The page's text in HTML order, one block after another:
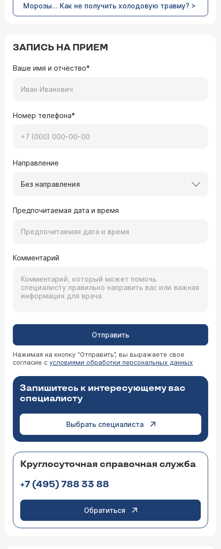
Морозы... Как не получить холодовую травму? >
ЗАПИСЬ НА ПРИЕМ
Ваше имя и отчество*
Номер телефона*
Направление
Без направления
Предпочитаемая дата и время
Комментарий
Отправить
Нажимая на кнопку “Отправить”, вы выражаете свое
согласие с условиями обработки персональных данных
Запишитесь к интересующему вас
специалисту
Выбрать специалиста
Круглосуточная справочная служба
+7 (495) 788 33 88
Обратиться